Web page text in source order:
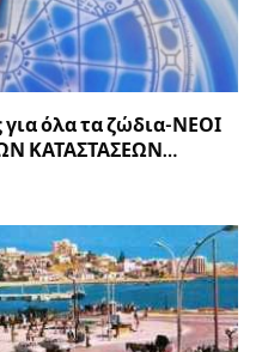
όλα τα ζώδια-ΝΕΟΙ
ΚΑΤΑΣΤΑΣΕΩΝ…